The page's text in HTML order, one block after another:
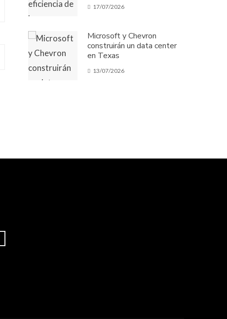
17/07/2026
Microsoft y Chevron
construirán un data center
en Texas
13/07/2026